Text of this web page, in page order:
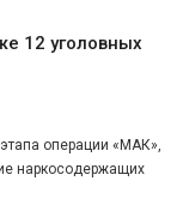
12 уголовных
операции «МАК»,
наркосодержащих